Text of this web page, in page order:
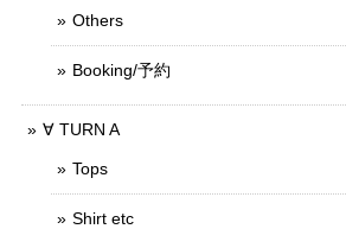
Others
Booking/予約
∀ TURN A
Tops
Shirt etc